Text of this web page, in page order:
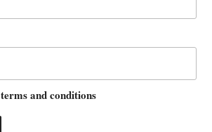
terms and conditions